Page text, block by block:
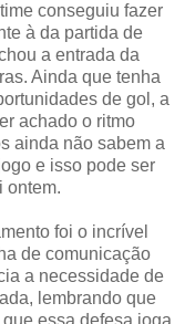
conseguiu fazer
à da partida de
a entrada da
Ainda que tenha
de gol, a
achado o ritmo
ainda não sabem a
e isso pode ser
ontem.
foi o incrível
de comunicação
a necessidade de
lembrando que